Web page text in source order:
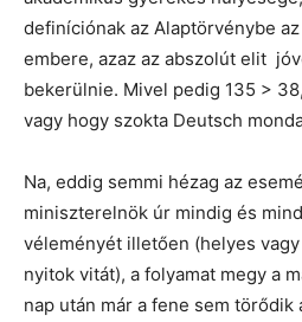
definíciónak az Alaptörvénybe
embere, azaz az abszolút elit
bekerülnie. Mivel pedig 135 >
vagy hogy szokta Deutsch
Na, eddig semmi hézag az
miniszterelnök úr mindig és
véleményét illetően (helyes
nyitok vitát), a folyamat megy a
nap után már a fene sem törődik